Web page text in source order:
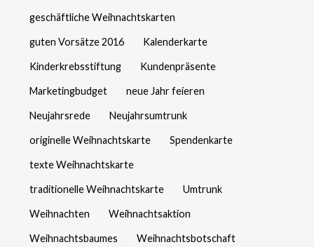
geschäftliche Weihnachtskarten
guten Vorsätze 2016 Kalenderkarte
Kinderkrebsstiftung Kundenpräsente
Marketingbudget neue Jahr feieren
Neujahrsrede Neujahrsumtrunk
originelle Weihnachtskarte Spendenkarte
texte Weihnachtskarte
traditionelle Weihnachtskarte Umtrunk
Weihnachten Weihnachtsaktion
Weihnachtsbaumes Weihnachtsbotschaft